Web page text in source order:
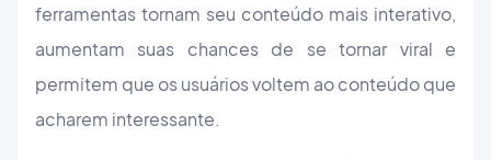
ferramentas tornam seu conteúdo mais interativo,
aumentam suas chances de se tornar viral e
permitem que os usuários voltem ao conteúdo que
acharem interessante.